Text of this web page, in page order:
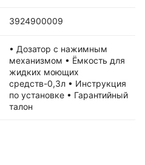
3924900009
• Дозатор с нажимным
механизмом • Ёмкость для
жидких моющих
средств-0,3л • Инструкция
по установке • Гарантийный
талон